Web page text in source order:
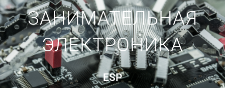
ЗАНИМАТЕЛЬНАЯ
ЭЛЕКТРОНИКА
ESP